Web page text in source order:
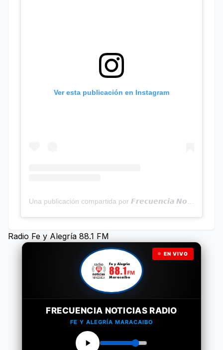
Ver esta publicación en Instagram
Radio Fe y Alegría 88.1 FM
EN VIVO
FRECUENCIA NOTICIAS RADIO
FE Y ALEGRÍA MARACAIBO